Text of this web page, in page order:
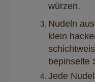
würzen.
Nudeln
klein
bepinselte
Jede